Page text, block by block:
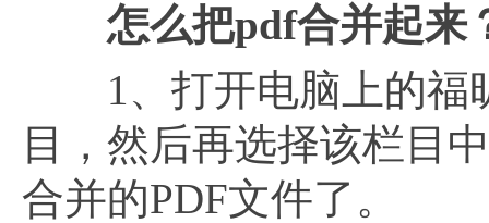
怎么把pdf合并起来
1、打开电脑上的福昕
目，然后再选择该栏目
合并的PDF文件了。